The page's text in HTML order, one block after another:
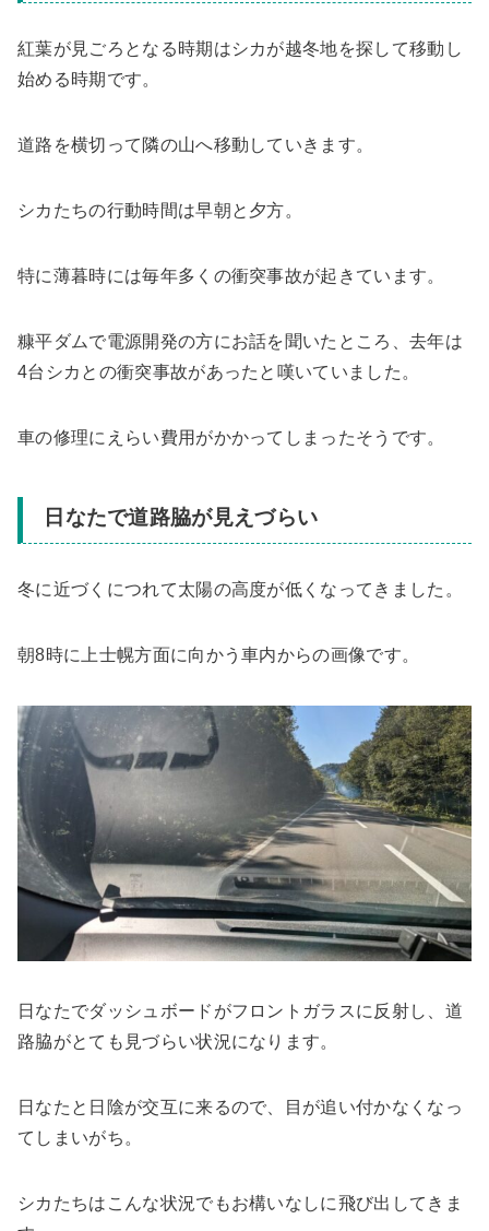
紅葉が見ごろとなる時期はシカが越冬地を探して移動し
始める時期です。
道路を横切って隣の山へ移動していきます。
シカたちの行動時間は早朝と夕方。
特に薄暮時には毎年多くの衝突事故が起きています。
糠平ダムで電源開発の方にお話を聞いたところ、去年は
4台シカとの衝突事故があったと嘆いていました。
車の修理にえらい費用がかかってしまったそうです。
日なたで道路脇が見えづらい
冬に近づくにつれて太陽の高度が低くなってきました。
朝8時に上士幌方面に向かう車内からの画像です。
日なたでダッシュボードがフロントガラスに反射し、道
路脇がとても見づらい状況になります。
日なたと日陰が交互に来るので、目が追い付かなくなっ
てしまいがち。
シカたちはこんな状況でもお構いなしに飛び出してきま